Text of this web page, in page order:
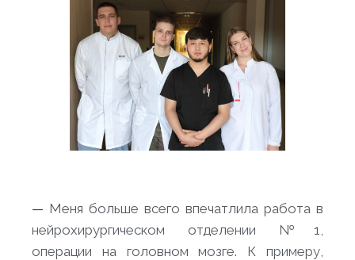
— Меня больше всего впечатлила работа в
нейрохирургическом отделении №1,
операции на головном мозге. К примеру,